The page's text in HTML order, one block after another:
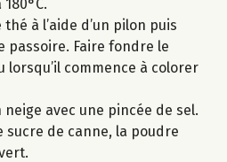
à l’aide d’un pilon puis
passoire. Faire fondre le
commence à colorer
avec une pincée de sel.
sucre de canne, la poudre